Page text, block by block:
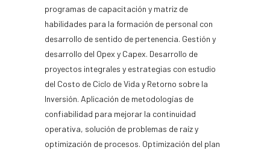
programas de capacitación y matriz de
habilidades para la formación de personal con
desarrollo de sentido de pertenencia. Gestión y
desarrollo del Opex y Capex. Desarrollo de
proyectos integrales y estrategias con estudio
del Costo de Ciclo de Vida y Retorno sobre la
Inversión. Aplicación de metodologías de
confiabilidad para mejorar la continuidad
operativa, solución de problemas de raíz y
optimización de procesos. Optimización del plan